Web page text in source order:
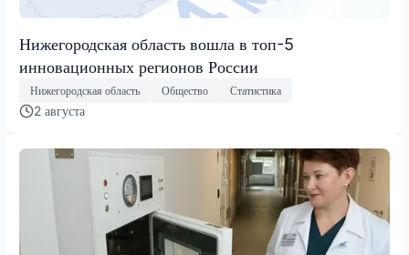
Нижегородская область вошла в топ-5
инновационных регионов России
Нижегородская область Общество Статистика
2 августа